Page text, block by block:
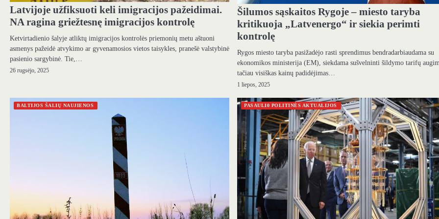
Latvijoje užfiksuoti keli imigracijos pažeidimai.
NA ragina griežtesnę imigracijos kontrolę
Ketvirtadienio šalyje atliktų imigracijos kontrolės priemonių metu aštuoni
asmenys pažeidė atvykimo ar gyvenamosios vietos taisykles, pranešė valstybinė
pasienio sargybinė. Tie,…
26 rugsėjo, 2025
Šilumos sąskaitos Rygoje – miesto taryba
kritikuoja „Latvenergo“ ir siekia perimti
kontrolę
Rygos miesto taryba pasižadėjo rasti sprendimus bendradarbiaudama su
ekonomikos ministerija (EM), siekdama sušvelninti šildymo tarifų
tačiau visiškas kainų padidėjimas…
1 liepos, 2025
BALTIJOS ŠALIŲ NAUJIENOS PASAULI0 POLITINĖS AKTUALIJOS